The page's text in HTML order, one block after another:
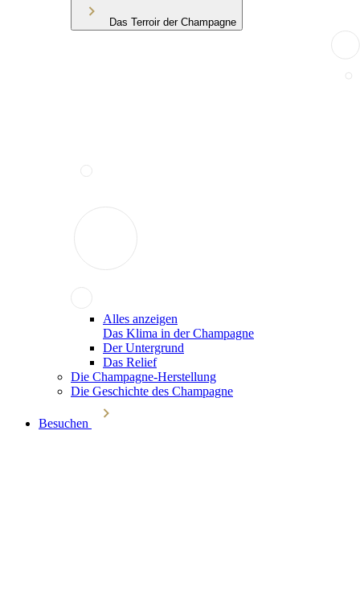
Das Terroir der Champagne
Alles anzeigen
Das Klima in der Champagne
Der Untergrund
Das Relief
Die Champagne-Herstellung
Die Geschichte des Champagne
Besuchen